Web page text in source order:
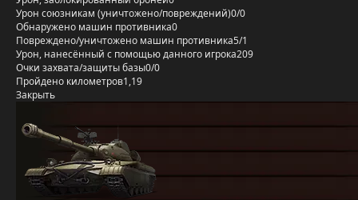
Урон союзникам (уничтожено/повреждений)0/0
Обнаружено машин противника0
Повреждено/уничтожено машин противника5/1
Урон, нанесённый с помощью данного игрока209
Очки захвата/защиты базы0/0
Пройдено километров1,19
Закрыть